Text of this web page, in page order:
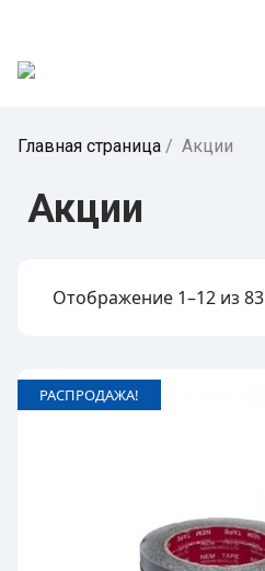
Главная страница / Акции
Акции
Отображение 1–12 из 83
РАСПРОДАЖА!